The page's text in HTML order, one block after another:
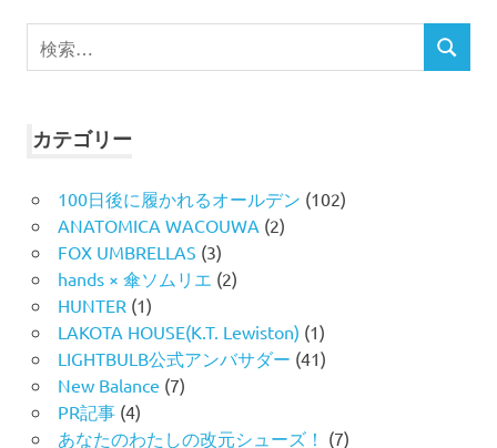
検
索
検
カテゴリー
100日後に履かれるオールデン (102)
ANATOMICA WACOUWA (2)
FOX UMBRELLAS (3)
hands × 傘ソムリエ (2)
HUNTER (1)
LAKOTA HOUSE(K.T. Lewiston) (1)
LIGHTBULB公式アンバサダー (41)
New Balance (7)
PR記事(4)
あなたのわたしの改元シューズ！ (7)